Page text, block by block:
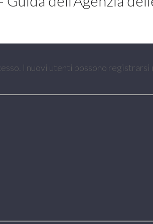
I nuovi utenti possono